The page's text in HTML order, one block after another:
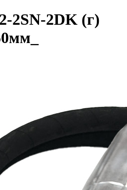
2SN-2DK (г)